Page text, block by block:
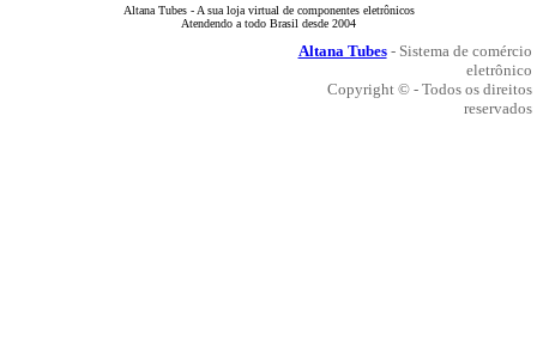
Altana Tubes - A sua loja virtual de componentes eletrônicos
Atendendo a todo Brasil desde 2004
Altana Tubes- Sistema de comércio
eletrônico
Copyright © - Todos os direitos
reservados